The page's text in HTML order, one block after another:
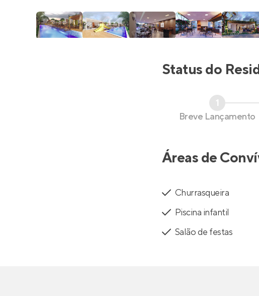
Status do
1
Breve Lançamento
Áreas de
Churrasqueira
Piscina infantil
Salão de festas